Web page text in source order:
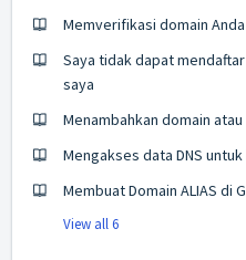
Memverifikasi domain
Saya tidak dapat
saya
Menambahkan domain
Mengakses data DNS
Membuat Domain ALIAS di
View all 6